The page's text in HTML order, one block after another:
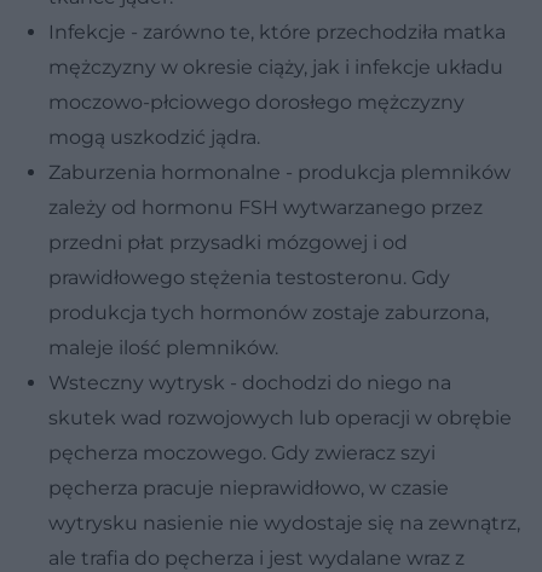
Infekcje - zarówno te, które przechodziła matka
mężczyzny w okresie ciąży, jak i infekcje układu
moczowo-płciowego dorosłego mężczyzny
mogą uszkodzić jądra.
Zaburzenia hormonalne - produkcja plemników
zależy od hormonu FSH wytwarzanego przez
przedni płat przysadki mózgowej i od
prawidłowego stężenia testosteronu. Gdy
produkcja tych hormonów zostaje zaburzona,
maleje ilość plemników.
Wsteczny wytrysk - dochodzi do niego na
skutek wad rozwojowych lub operacji w obrębie
pęcherza moczowego. Gdy zwieracz szyi
pęcherza pracuje nieprawidłowo, w czasie
wytrysku nasienie nie wydostaje się na zewnątrz,
ale trafia do pęcherza i jest wydalane wraz z